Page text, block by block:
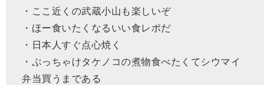
・ここ近くの武蔵小山も楽しいぞ
・ほー食いたくなるいい食レポだ
・日本人すぐ点心焼く
・ぶっちゃけタケノコの煮物食べたくてシウマイ
弁当買うまである